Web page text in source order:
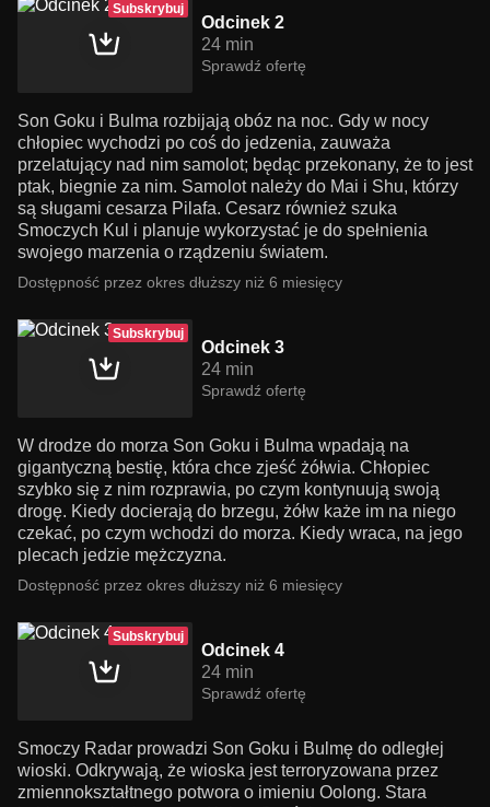
Subskrybuj
Odcinek 2
24 min
Sprawdź ofertę
Son Goku i Bulma rozbijają obóz na noc. Gdy w nocy
chłopiec wychodzi po coś do jedzenia, zauważa
przelatujący nad nim samolot; będąc przekonany, że to jest
ptak, biegnie za nim. Samolot należy do Mai i Shu, którzy
są sługami cesarza Pilafa. Cesarz również szuka
Smoczych Kul i planuje wykorzystać je do spełnienia
swojego marzenia o rządzeniu światem.
Dostępność przez okres dłuższy niż 6 miesięcy
Subskrybuj
Odcinek 3
24 min
Sprawdź ofertę
W drodze do morza Son Goku i Bulma wpadają na
gigantyczną bestię, która chce zjeść żółwia. Chłopiec
szybko się z nim rozprawia, po czym kontynuują swoją
drogę. Kiedy docierają do brzegu, żółw każe im na niego
czekać, po czym wchodzi do morza. Kiedy wraca, na jego
plecach jedzie mężczyzna.
Dostępność przez okres dłuższy niż 6 miesięcy
Subskrybuj
Odcinek 4
24 min
Sprawdź ofertę
Smoczy Radar prowadzi Son Goku i Bulmę do odległej
wioski. Odkrywają, że wioska jest terroryzowana przez
zmiennokształtnego potwora o imieniu Oolong. Stara